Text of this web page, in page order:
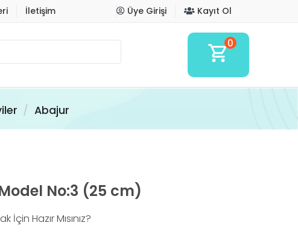
İletişim Üye Girişi Kayıt Ol
shopping_cart0
Abajur
No:3 (25 cm)
İçin Hazır Mısınız?